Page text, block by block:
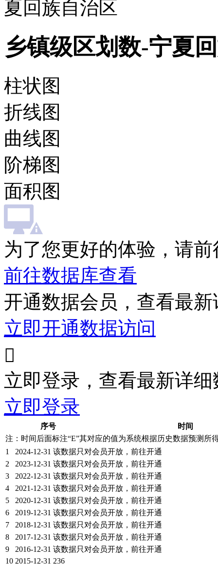
夏回族自治区
乡镇级区划数-宁夏
柱状图
折线图
曲线图
阶梯图
面积图
为了您更好的体验，请
前往数据库查看
开通数据会员，查看最
立即开通数据访问

立即登录，查看最新详细
立即登录
序号
时间
注：时间后面标注“E”其对应的值为系统根据历史数据预测所
1
2024-12-31 该数据只对会员开放，前往开通
2
2023-12-31 该数据只对会员开放，前往开通
3
2022-12-31 该数据只对会员开放，前往开通
4
2021-12-31 该数据只对会员开放，前往开通
5
2020-12-31 该数据只对会员开放，前往开通
6
2019-12-31 该数据只对会员开放，前往开通
7
2018-12-31 该数据只对会员开放，前往开通
8
2017-12-31 该数据只对会员开放，前往开通
9
2016-12-31 该数据只对会员开放，前往开通
10 2015-12-31 236